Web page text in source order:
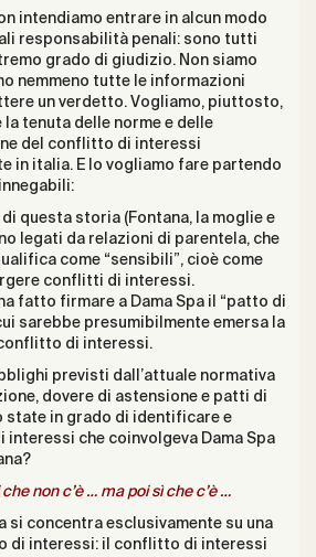
intendiamo entrare in alcun modo
responsabilità penali: sono tutti
grado di giudizio. Non siamo
nemmeno tutte le informazioni
un verdetto. Vogliamo, piuttosto,
la tenuta delle norme e delle
del conflitto di interessi
in italia. E lo vogliamo fare partendo
questa storia (Fontana, la moglie e
legati da relazioni di parentela, che
come “sensibili”, cioè come
conflitti di interessi.
fatto firmare a Dama Spa il “patto di
sarebbe presumibilmente emersa la
di interessi.
previsti dall’attuale normativa
dovere di astensione e patti di
state in grado di identificare e
che coinvolgeva Dama Spa
non c’è … ma poi sì che c’è …
si concentra esclusivamente su una
di interessi: il conflitto di interessi